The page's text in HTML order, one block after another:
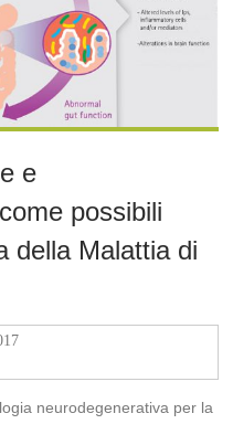
e
possibili
della Malattia di
neurodegenerativa per la